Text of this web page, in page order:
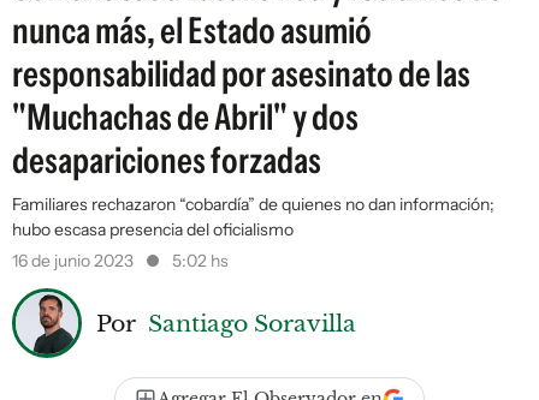
nunca más, el Estado asumió
responsabilidad por asesinato de las
"Muchachas de Abril" y dos
desapariciones forzadas
Familiares rechazaron “cobardía” de quienes no dan información;
hubo escasa presencia del oficialismo
16 de junio 2023
5:02 hs
Por Santiago Soravilla